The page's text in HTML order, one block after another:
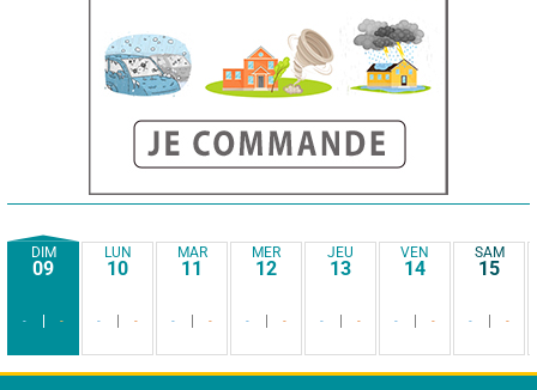
DIM
09
- -
LUN
10
- -
MAR
11
- -
MER
12
- -
JEU
13
- -
VEN
14
- -
SAM
15
- -